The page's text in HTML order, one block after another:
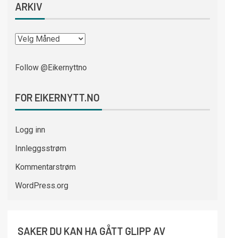
ARKIV
Follow @Eikernyttno
FOR EIKERNYTT.NO
Logg inn
Innleggsstrøm
Kommentarstrøm
WordPress.org
SAKER DU KAN HA GÅTT GLIPP AV